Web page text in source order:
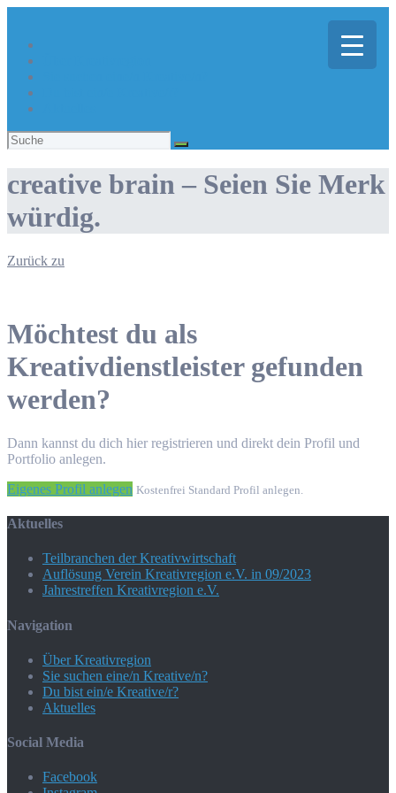
Suchen
nach:
creative brain – Seien Sie Merk
würdig.
Zurück zu
Möchtest du als
Kreativdienstleister gefunden
werden?
Dann kannst du dich hier registrieren und direkt dein Profil und
Portfolio anlegen.
Eigenes Profil anlegen Kostenfrei Standard Profil anlegen.
Aktuelles
Teilbranchen der Kreativwirtschaft
Auflösung Verein Kreativregion e.V. in 09/2023
Jahrestreffen Kreativregion e.V.
Navigation
Über Kreativregion
Sie suchen eine/n Kreative/n?
Du bist ein/e Kreative/r?
Aktuelles
Social Media
Facebook